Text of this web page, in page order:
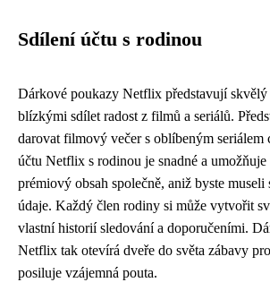
Sdílení účtu s rodinou
Dárkové poukazy Netflix představují skvělý
blízkými sdílet radost z filmů a seriálů.
darovat filmový večer s oblíbeným seriálem
účtu Netflix s rodinou je snadné a umožňuje
prémiový obsah společně, aniž byste
údaje. Každý člen rodiny si může vytvořit
vlastní historií sledování a doporučeními.
Netflix tak otevírá dveře do světa zábavy
posiluje vzájemná pouta.